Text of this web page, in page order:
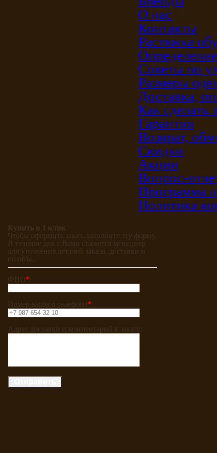
О нас
Контакты
Растяжка
Советы по
Размеры
Доставка,
Как сделать
Гарантия
Возврат,
Скидки
Акции
Вопрос-
Программа
Политика
Купить в 1 клик
Чтобы оформить заказ, заполните эту форму.
В течение дня с Вами свяжется менеджер
для уточнения деталей заказа, доставки и
оплаты.
ФИО*
Номер вашего телефона*
Адрес доставки и комментарий к заказу: